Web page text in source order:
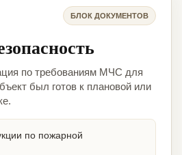
БЛОК ДОКУМЕНТОВ
по требованиям МЧС для
был готов к плановой или
по пожарной